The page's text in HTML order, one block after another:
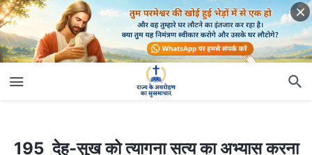
195 देह-सुख को त्यागना सत्य का अभ्यास करना है
195 देह-सुख को त्यागना सत्य का अभ्यास करना